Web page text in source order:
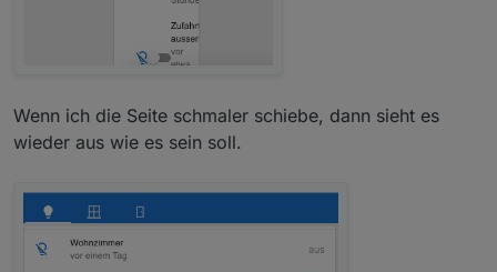
Wenn ich die Seite schmaler schiebe, dann sieht es
wieder aus wie es sein soll.